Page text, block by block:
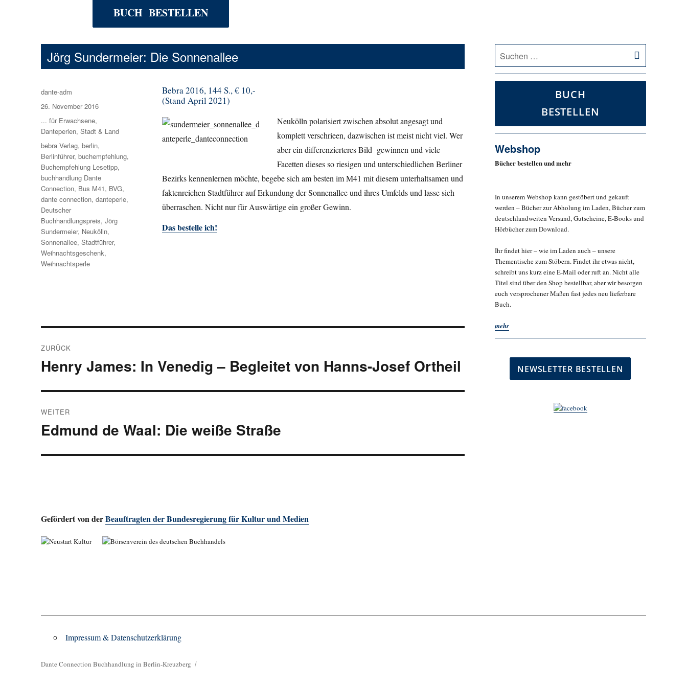
BUCH BESTELLEN
Jörg Sundermeier: Die Sonnenallee
Bebra 2016, 144 S., € 10,-
(Stand April 2021)
Neukölln polarisiert zwischen absolut angesagt und
komplett verschrieen, dazwischen ist meist nicht viel. Wer
aber ein differenzierteres Bild gewinnen und viele
Facetten dieses so riesigen und unterschiedlichen Berliner
Bezirks kennenlernen möchte, begebe sich am besten im M41 mit diesem unterhaltsamen und
faktenreichen Stadtführer auf Erkundung der Sonnenallee und ihres Umfelds und lasse sich
überraschen. Nicht nur für Auswärtige ein großer Gewinn.
Das bestelle ich!
Autor
dante-adm
Veröffentlicht
am
26. November 2016
Kategorien
... für Erwachsene,
Danteperlen,Stadt & Land
Schlagwörter
bebra Verlag,berlin,
Berlinführer,buchempfehlung,
Buchempfehlung Lesetipp,
buchhandlung Dante
Connection, Bus M41, BVG,
dante connection,danteperle,
Deutscher
Buchhandlungspreis,Jörg
Sundermeier, Neukölln,
Sonnenallee,Stadtführer,
Weihnachtsgeschenk,
Weihnachtsperle
ZURÜCK
Vorheriger
Henry James: In Venedig – Begleitet von Hanns-Josef Ortheil
WEITER
Nächster
Edmund de Waal: Die weiße Straße
Gefördert von derBeauftragten der Bundesregierung für Kultur und Medien
nach:
BUCH
BESTELLEN
Webshop
Bücher bestellen und mehr
In unserem Webshop kann gestöbert und gekauft
werden – Bücher zur Abholung im Laden, Bücher zum
deutschlandweiten Versand, Gutscheine, E-Books und
Hörbücher zum Download.
Ihr findet hier – wie im Laden auch – unsere
Thementische zum Stöbern. Findet ihr etwas nicht,
schreibt uns kurz eine E-Mail oder ruft an. Nicht alle
Titel sind über den Shop bestellbar, aber wir besorgen
euch versprochener Maßen fast jedes neu lieferbare
Buch.
mehr
Impressum & Datenschutzerklärung
Dante Connection Buchhandlung in Berlin-Kreuzberg